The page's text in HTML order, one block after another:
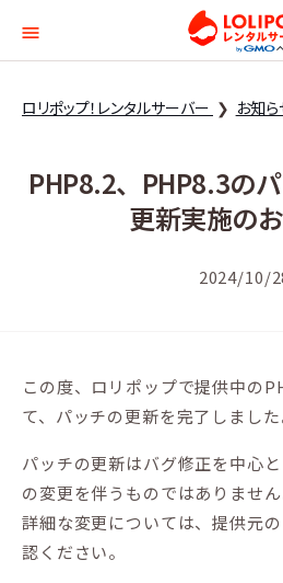
ロリポップ！レンタルサーバー お知ら
PHP8.2、PHP8.3の
更新実施の
2024/10/
この度、ロリポップで提供中の
て、パッチの更新を完了しました
パッチの更新はバグ修正を中心
の変更を伴うものではありません
詳細な変更については、提供元
認ください。